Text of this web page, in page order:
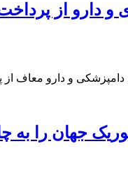
جهان را